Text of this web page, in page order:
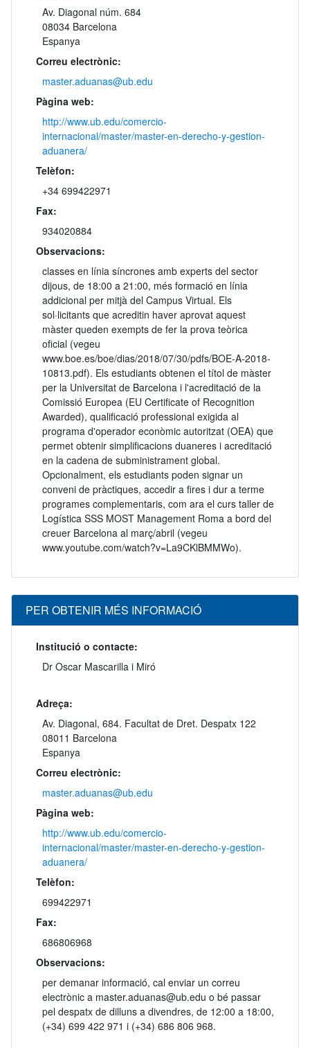
Av. Diagonal núm. 684
08034 Barcelona
Espanya
Correu electrònic:
master.aduanas@ub.edu
Pàgina web:
http://www.ub.edu/comercio-
internacional/master/master-en-derecho-y-gestion-
aduanera/
Telèfon:
+34 699422971
Fax:
934020884
Observacions:
classes en línia síncrones amb experts del sector
dijous, de 18:00 a 21:00, més formació en línia
addicional per mitjà del Campus Virtual. Els
sol·licitants que acreditin haver aprovat aquest
màster queden exempts de fer la prova teòrica
oficial (vegeu
www.boe.es/boe/dias/2018/07/30/pdfs/BOE-A-2018-
10813.pdf). Els estudiants obtenen el títol de màster
per la Universitat de Barcelona i l'acreditació de la
Comissió Europea (EU Certificate of Recognition
Awarded), qualificació professional exigida al
programa d'operador econòmic autoritzat (OEA) que
permet obtenir simplificacions duaneres i acreditació
en la cadena de subministrament global.
Opcionalment, els estudiants poden signar un
conveni de pràctiques, accedir a fires i dur a terme
programes complementaris, com ara el curs taller de
Logística SSS MOST Management Roma a bord del
creuer Barcelona al març/abril (vegeu
www.youtube.com/watch?v=La9CKlBMMWo).
PER OBTENIR MÉS INFORMACIÓ
Institució o contacte:
Dr Oscar Mascarilla i Miró
Adreça:
Av. Diagonal, 684. Facultat de Dret. Despatx 122
08011 Barcelona
Espanya
Correu electrònic:
master.aduanas@ub.edu
Pàgina web:
http://www.ub.edu/comercio-
internacional/master/master-en-derecho-y-gestion-
aduanera/
Telèfon:
699422971
Fax:
686806968
Observacions:
per demanar informació, cal enviar un correu
electrònic a master.aduanas@ub.edu o bé passar
pel despatx de dilluns a divendres, de 12:00 a 18:00,
(+34) 699 422 971 i (+34) 686 806 968.